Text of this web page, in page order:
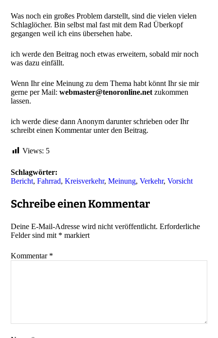
Was noch ein großes Problem darstellt, sind die vielen vielen
Schlaglöcher. Bin selbst mal fast mit dem Rad Überkopf
gegangen weil ich eins übersehen habe.
ich werde den Beitrag noch etwas erweitern, sobald mir noch
was dazu einfällt.
Wenn Ihr eine Meinung zu dem Thema habt könnt Ihr sie mir
gerne per Mail: webmaster@tenoronline.netzukommen
lassen.
ich werde diese dann Anonym darunter schrieben oder Ihr
schreibt einen Kommentar unter den Beitrag.
Views: 5
Schlagwörter:
Bericht, Fahrrad, Kreisverkehr, Meinung, Verkehr, Vorsicht
Schreibe einen Kommentar
Deine E-Mail-Adresse wird nicht veröffentlicht. Erforderliche
Felder sind mit * markiert
Kommentar *